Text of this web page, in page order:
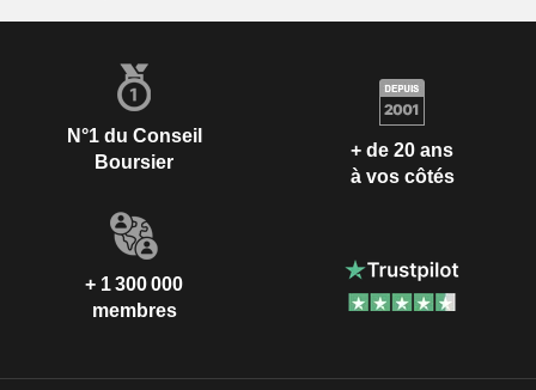
N°1 du Conseil
Boursier
+ de 20 ans
à vos côtés
+ 1 300 000
membres